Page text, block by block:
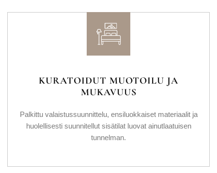
KURATOIDUT MUOTOILU JA
MUKAVUUS
Palkittu valaistussuunnittelu, ensiluokkaiset materiaalit ja
huolellisesti suunnitellut sisätilat luovat ainutlaatuisen
tunnelman.